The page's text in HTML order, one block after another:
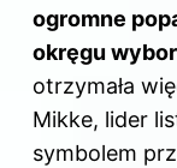
ogromne
okręgu
otrzymała
Mikke, lider
symbolem